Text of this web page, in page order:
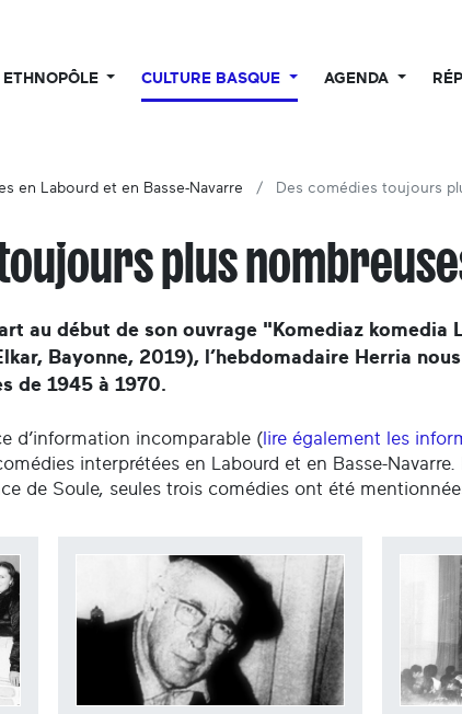
ETHNOPÔLE CULTURE BASQUE AGENDA
en Labourd et en Basse-Navarre Des comédies toujours
plus
au début de son ouvrage "Komediaz komedia
Bayonne, 2019), l’hebdomadaire Herria
de 1945 à 1970.
d’information incomparable ( lire également les
interprétées en Labourd et en Basse-Navarre.
de Soule, seules trois comédies ont été